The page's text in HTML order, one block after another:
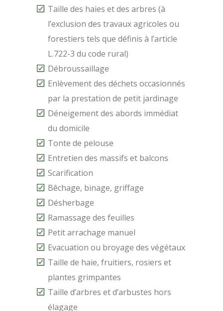
Taille des haies et des arbres (à
l’exclusion des travaux agricoles ou
forestiers tels que définis à l’article
L.722-3 du code rural)
Débroussaillage
Enlèvement des déchets occasionnés
par la prestation de petit jardinage
Déneigement des abords immédiat
du domicile
Tonte de pelouse
Entretien des massifs et balcons
Scarification
Bêchage, binage, griffage
Désherbage
Ramassage des feuilles
Petit arrachage manuel
Evacuation ou broyage des végétaux
Taille de haie, fruitiers, rosiers et
plantes grimpantes
Taille d’arbres et d’arbustes hors
élagage